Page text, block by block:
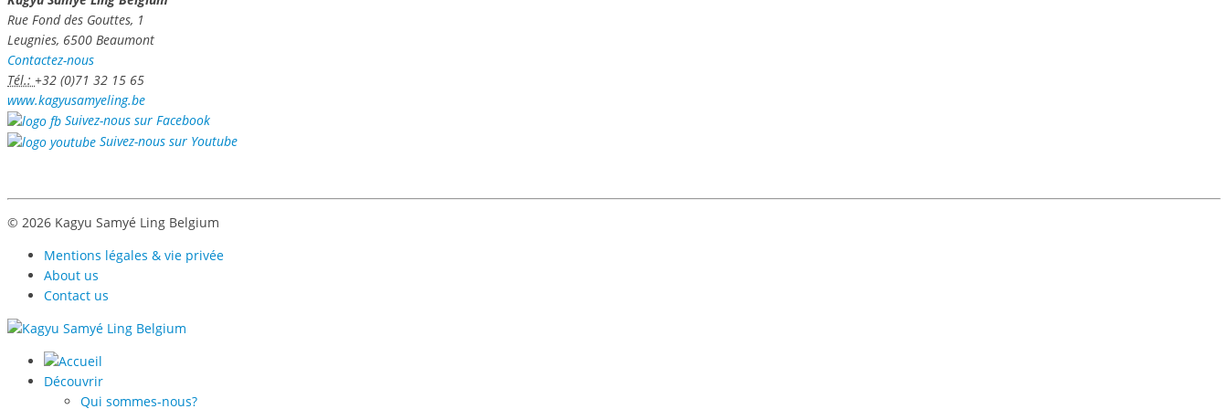
Rue Fond des Gouttes, 1
Leugnies, 6500 Beaumont
Contactez-nous
Tél.: +32 (0)71 32 15 65
www.kagyusamyeling.be
Suivez-nous sur Facebook
Suivez-nous sur Youtube
© 2026 Kagyu Samyé Ling Belgium
Mentions légales & vie privée
About us
Contact us
Découvrir
Qui sommes-nous?